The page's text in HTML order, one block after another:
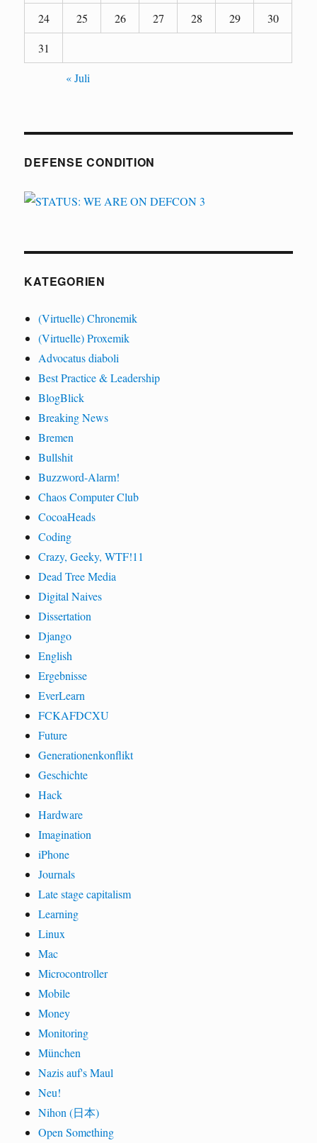
24
25 26 27 28 29
30
31
« Juli
DEFENSE CONDITION
KATEGORIEN
(Virtuelle) Chronemik
(Virtuelle) Proxemik
Advocatus diaboli
Best Practice & Leadership
BlogBlick
Breaking News
Bremen
Bullshit
Buzzword-Alarm!
Chaos Computer Club
CocoaHeads
Coding
Crazy, Geeky, WTF!11
Dead Tree Media
Digital Naives
Dissertation
Django
English
Ergebnisse
EverLearn
FCKAFDCXU
Future
Generationenkonflikt
Geschichte
Hack
Hardware
Imagination
iPhone
Journals
Late stage capitalism
Learning
Linux
Mac
Microcontroller
Mobile
Money
Monitoring
München
Nazis auf's Maul
Neu!
Nihon (日本)
Open Something